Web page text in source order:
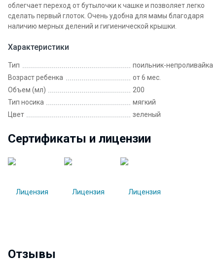
облегчает переход от бутылочки к чашке и позволяет легко
сделать первый глоток. Очень удобна для мамы благодаря
наличию мерных делений и гигиенической крышки.
Характеристики
Тип
поильник-непроливайка
Возраст ребенка
от 6 мес.
Объем (мл)
200
Тип носика
мягкий
Цвет
зеленый
Сертификаты и лицензии
Отзывы